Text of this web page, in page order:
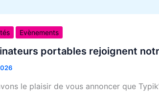
Evènements
portables rejoignent
le plaisir de vous annoncer que